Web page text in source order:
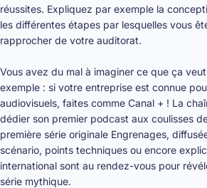
réussites. Expliquez par exemple la
les différentes étapes par lesquelles vous
rapprocher de votre auditorat.
Vous avez du mal à imaginer ce que ça
exemple : si votre entreprise est connue
audiovisuels, faites comme Canal + ! La
dédier son premier podcast aux coulisses
première série originale Engrenages,
scénario, points techniques ou encore
international sont au rendez-vous pour
série mythique.